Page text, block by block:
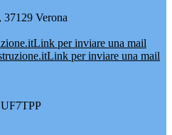
Verona
Link per inviare una mail
Link per inviare una mail